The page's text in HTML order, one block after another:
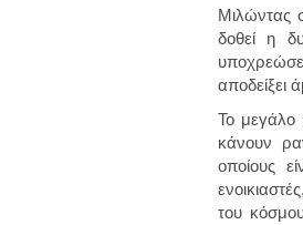
Μιλώντας
δοθεί η
αποδείξει
Το μεγάλο
κάνουν
οποίους
του